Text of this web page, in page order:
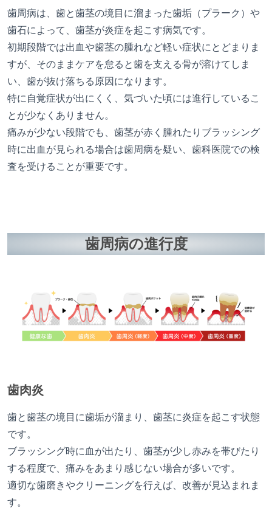
歯周病は、歯と歯茎の境目に溜まった歯垢（プラーク）や
歯石によって、歯茎が炎症を起こす病気です。
初期段階では出血や歯茎の腫れなど軽い症状にとどまりま
すが、そのままケアを怠ると歯を支える骨が溶けてしま
い、歯が抜け落ちる原因になります。
特に自覚症状が出にくく、気づいた頃には進行しているこ
とが少なくありません。
痛みが少ない段階でも、歯茎が赤く腫れたりブラッシング
時に出血が見られる場合は歯周病を疑い、歯科医院での検
査を受けることが重要です。
歯周病の進行度
歯肉炎
歯と歯茎の境目に歯垢が溜まり、歯茎に炎症を起こす状態
です。
ブラッシング時に血が出たり、歯茎が少し赤みを帯びたり
する程度で、痛みをあまり感じない場合が多いです。
適切な歯磨きやクリーニングを行えば、改善が見込まれま
す。